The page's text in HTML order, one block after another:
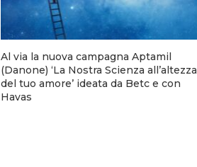
Al via la nuova campagna Aptamil
(Danone) ‘La Nostra Scienza all’altezza
del tuo amore’ ideata da Betc e con
Havas